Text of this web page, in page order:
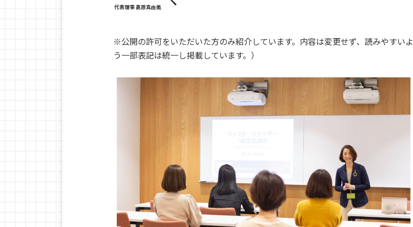
代表理事 髙原真由美
※公開の許可をいただいた方のみ紹介しています。内容は変更せず、読みやすいよ
う一部表記は統一し掲載しています。）